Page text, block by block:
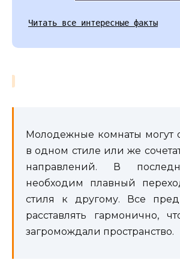
Читать все интересные факты
Молодежные комнаты могут
в одном стиле или же
направлений. В
необходим плавный
стиля к другому. Все
расставлять гармонично,
загромождали пространство.